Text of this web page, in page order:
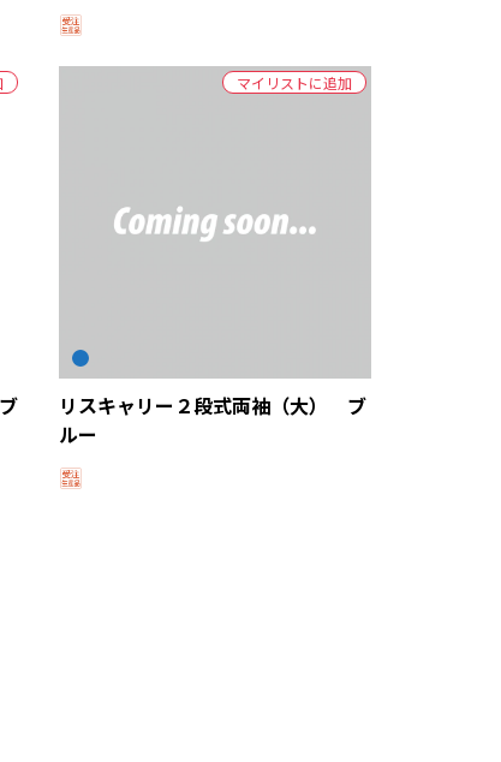
マイリストに追加
リスキャリー２段式両袖（大） ブ
ルー